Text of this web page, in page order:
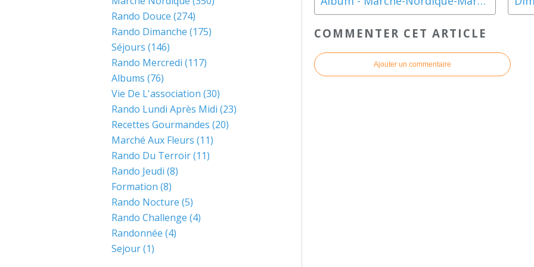
COMMENTER CET ARTICLE
Ajouter un commentaire
Rando Douce (274)
Rando Dimanche (175)
Séjours (146)
Rando Mercredi (117)
Albums (76)
Vie De L'association (30)
Rando Lundi Après Midi (23)
Recettes Gourmandes (20)
Marché Aux Fleurs (11)
Rando Du Terroir(11)
Rando Jeudi (8)
Formation (8)
Rando Nocture (5)
Rando Challenge (4)
Randonnée (4)
Sejour(1)